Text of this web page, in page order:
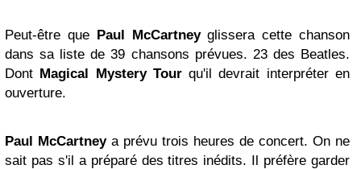
Peut-être que Paul McCartneyglissera cette chanson
dans sa liste de 39 chansons prévues. 23 des Beatles.
Dont Magical Mystery Tourqu'il devrait interpréter en
ouverture.
Paul McCartneya prévu trois heures de concert. On ne
sait pas s'il a préparé des titres inédits. Il préfère garder